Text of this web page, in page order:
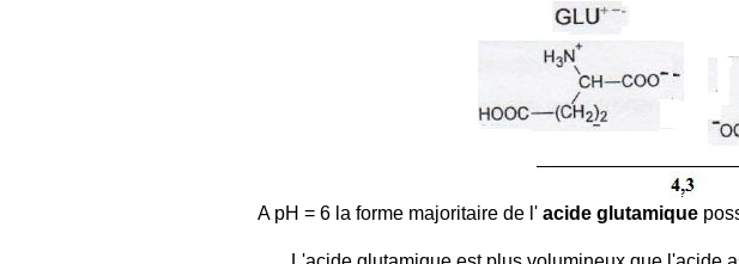
A pH = 6 la forme majoritaire de l' acide glutamique